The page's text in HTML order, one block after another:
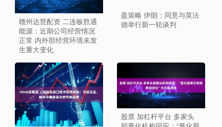
赣州达慧配资 二连板胜通
能源：近期公司经营情况
正常 内外部经营环境未发
生重大变化
盈策略 伊朗：同意与英法
德举行新一轮谈判
股票 加杠杆平台 多家头